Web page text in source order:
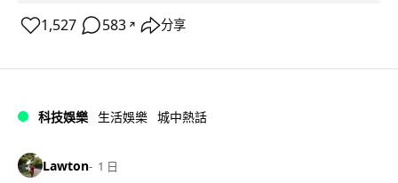
1,527 583 ↗ 分享
科技娛樂 生活娛樂 城中熱話
Lawton 1 日